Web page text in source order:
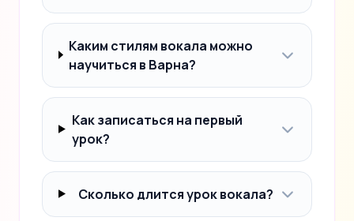
Каким стилям вокала можно
научиться в Варна?
Как записаться на первый
урок?
Сколько длится урок вокала?